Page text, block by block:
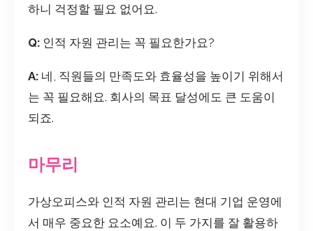
하니 걱정할 필요 없어요.
Q: 인적 자원 관리는 꼭 필요한가요?
A: 네, 직원들의 만족도와 효율성을 높이기 위해서
는 꼭 필요해요. 회사의 목표 달성에도 큰 도움이
되죠.
마무리
가상오피스와 인적 자원 관리는 현대 기업 운영에
서 매우 중요한 요소예요. 이 두 가지를 잘 활용하